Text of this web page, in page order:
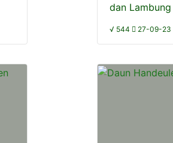
dan Lambung
√ 544 27-09-23